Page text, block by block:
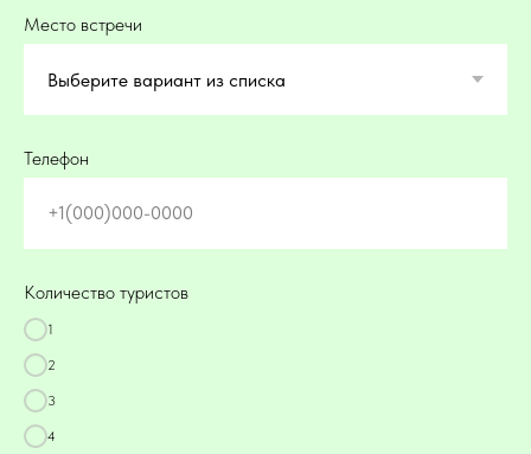
Место встречи
Телефон
+1(000)000-0000
Количество туристов
1
2
3
4